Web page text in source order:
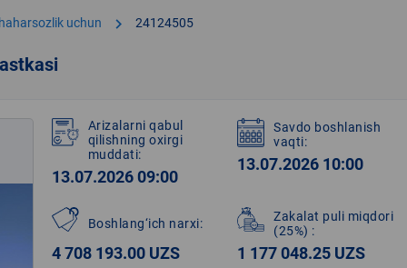
uchun chevron_right 24124505
Arizalarni qabul
qilishning oxirgi
muddati:
13.07.2026 09:00
Savdo boshlanish
vaqti:
13.07.2026 10:00
Boshlang‘ich narxi:
4 708 193.00 UZS
Zakalat puli miqdori
(25%) :
1 177 048.25 UZS